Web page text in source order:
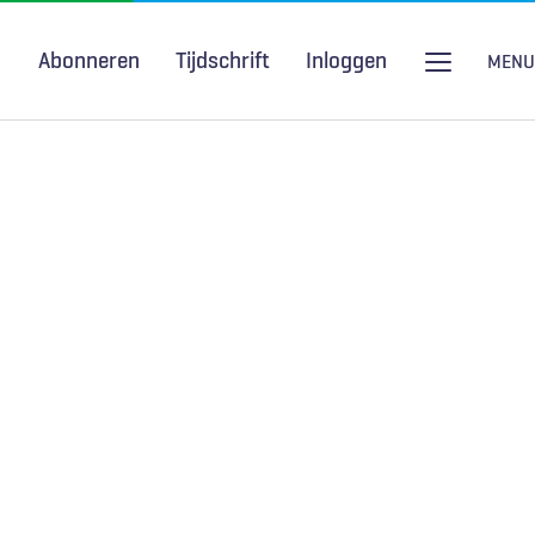
Abonneren Tijdschrift Inloggen MENU